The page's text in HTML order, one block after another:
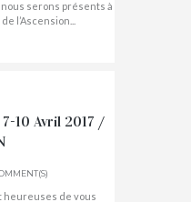
serons présents à
l’Ascension...
10 Avril 2017 /
heureuses de vous